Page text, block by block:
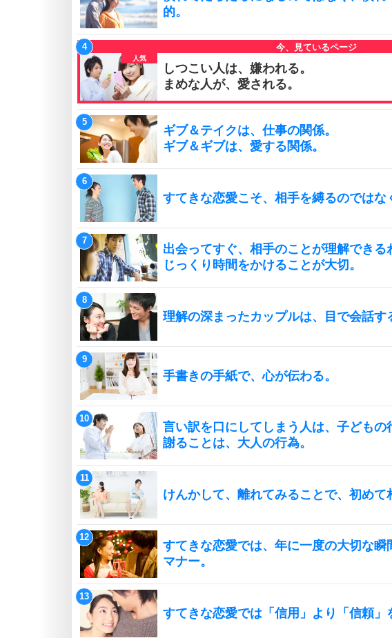
的。
しつこい人は、嫌われる。
まめな人が、愛される。
ギブ＆テイクは、仕事の関係。
ギブ＆ギブは、愛する関係。
すてきな恋愛こそ、相手を縛るのではな
出会ってすぐ、相手のことが理解できる
じっくり時間をかけることが大切。
理解の深まったカップルは、目で会話す
手書きの手紙で、心が伝わる。
言い訳を口にしてしまう人は、子どもの
謝ることは、大人の行為。
けんかして、離れてみることで、初めて
すてきな恋愛では、年に一度の大切な
マナー。
すてきな恋愛では「信用」より「信頼」